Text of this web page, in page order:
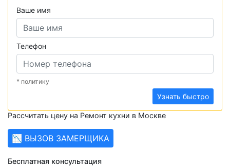
Ваше имя
Телефон
* политику
Узнать быстро
Рассчитать цену на Ремонт кухни в Москве
📉 ВЫЗОВ ЗАМЕРЩИКА
Бесплатная консультация